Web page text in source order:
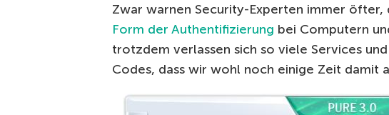
Zwar warnen Security-Experten immer öfter,
Form der Authentifizierung bei Computern
trotzdem verlassen sich so viele Services
Codes, dass wir wohl noch einige Zeit damit